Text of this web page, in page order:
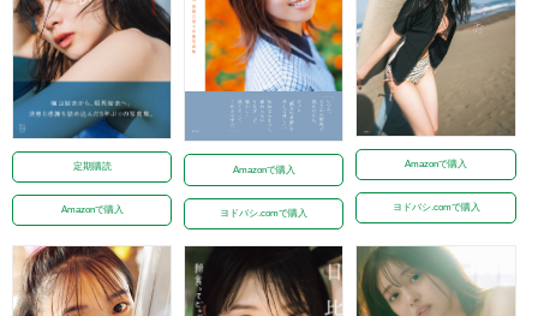
定期購読
Amazonで購入
Amazonで購入
ヨドバシ.comで購入
Amazonで購入
ヨドバシ.comで購入